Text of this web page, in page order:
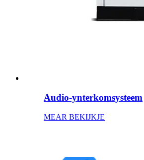
Audio-ynterkomsysteem
MEAR BEKIJKJE